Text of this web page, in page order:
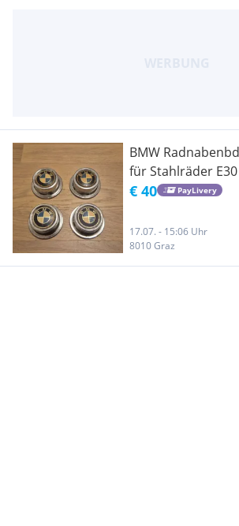
BMW
für Stahlräder E30
€ 40 PayLivery
17.07. - 15:06 Uhr
8010 Graz